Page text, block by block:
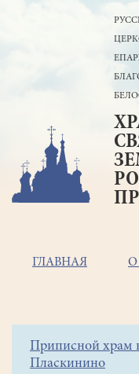
Основная
ГЛАВНАЯ О
Боковое
меню
Приписной храм
Пласкинино